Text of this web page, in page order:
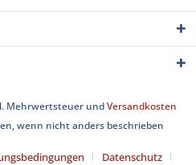
Mehrwertsteuer undVersandkosten
wenn nicht anders beschrieben
Datenschutz